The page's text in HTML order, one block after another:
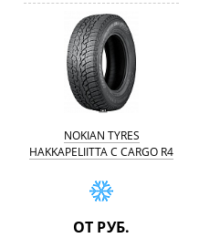
NOKIAN TYRES
HAKKAPELIITTA C CARGO R4
ОТ РУБ.